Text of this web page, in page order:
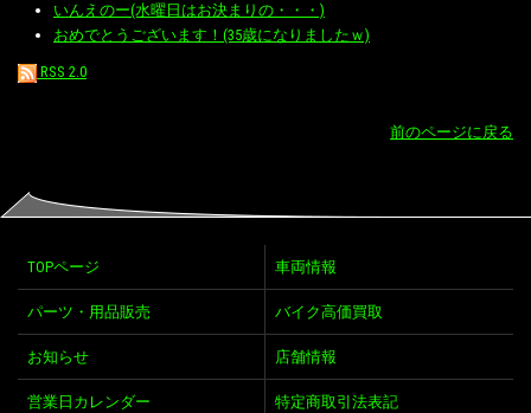
いんえのー(水曜日はお決まりの・・・)
おめでとうございます！(35歳になりましたｗ)
RSS 2.0
前のページに戻る
TOPページ 車両情報
パーツ・用品販売 バイク高価買取
お知らせ 店舗情報
営業日カレンダー 特定商取引法表記